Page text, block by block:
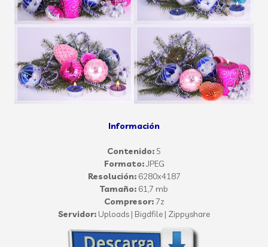
Información
Contenido: 5
Formato:JPEG
Resolución:6280x4187
Tamaño: 61,7 mb
Compresor:7z
Servidor: Uploads | Bigdfile | Zippyshare